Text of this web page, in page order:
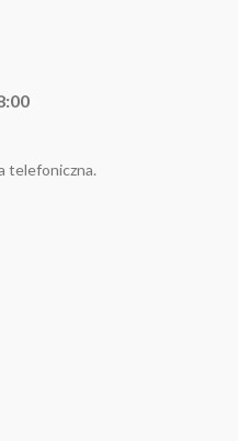
telefoniczna.